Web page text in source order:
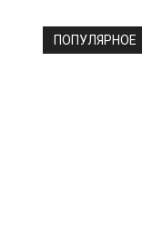
ПОПУЛЯРНОЕ